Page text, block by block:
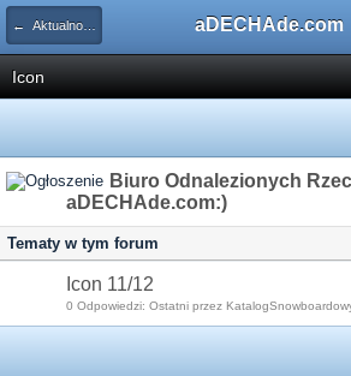
← Aktualności ze świata marek aDECHAde.com
Icon
Biuro Odnalezionych
aDECHAde.com:)
Tematy w tym forum
Icon 11/12
0 Odpowiedzi: Ostatni przez